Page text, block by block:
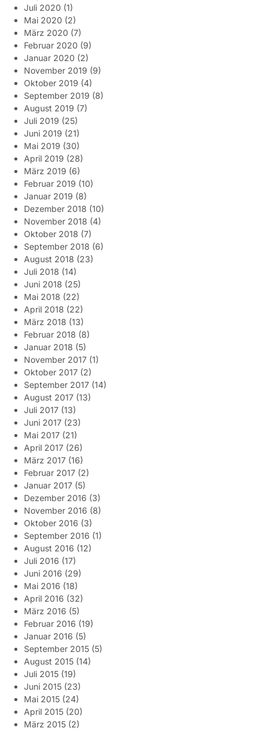
Juli 2020 (1)
Mai 2020 (2)
März 2020 (7)
Februar 2020 (9)
Januar 2020 (2)
November 2019 (9)
Oktober 2019 (4)
September 2019 (8)
August 2019 (7)
Juli 2019 (25)
Juni 2019 (21)
Mai 2019 (30)
April 2019 (28)
März 2019 (6)
Februar 2019 (10)
Januar 2019 (8)
Dezember 2018 (10)
November 2018 (4)
Oktober 2018 (7)
September 2018 (6)
August 2018 (23)
Juli 2018 (14)
Juni 2018 (25)
Mai 2018 (22)
April 2018 (22)
März 2018 (13)
Februar 2018 (8)
Januar 2018 (5)
November 2017 (1)
Oktober 2017 (2)
September 2017 (14)
August 2017 (13)
Juli 2017 (13)
Juni 2017 (23)
Mai 2017 (21)
April 2017 (26)
März 2017 (16)
Februar 2017 (2)
Januar 2017 (5)
Dezember 2016 (3)
November 2016 (8)
Oktober 2016 (3)
September 2016 (1)
August 2016 (12)
Juli 2016 (17)
Juni 2016 (29)
Mai 2016 (18)
April 2016 (32)
März 2016 (5)
Februar 2016 (19)
Januar 2016 (5)
September 2015 (5)
August 2015 (14)
Juli 2015 (19)
Juni 2015 (23)
Mai 2015 (24)
April 2015 (20)
März 2015 (2)